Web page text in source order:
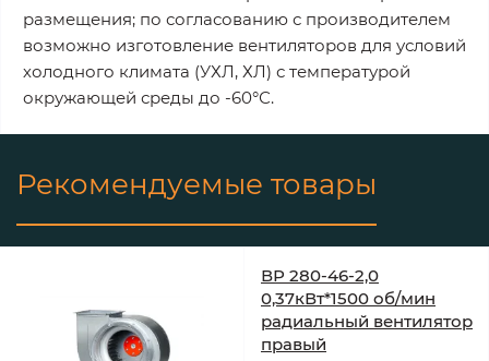
размещения; по согласованию с производителем
возможно изготовление вентиляторов для условий
холодного климата (УХЛ, ХЛ) с температурой
окружающей среды до -60°С.
Рекомендуемые товары
ВР 280-46-2,0
0,37кВт*1500 об/мин
радиальный вентилятор
правый